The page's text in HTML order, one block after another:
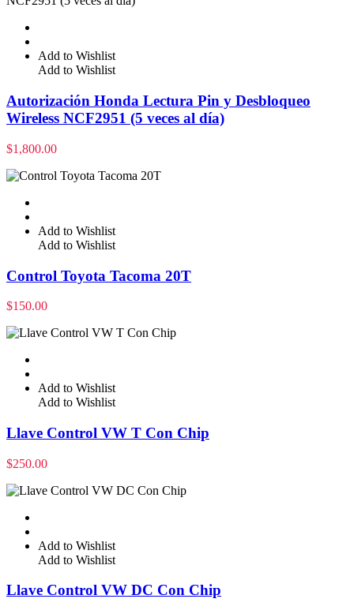
Add to Wishlist
Add to Wishlist
Autorización Honda Lectura Pin y Desbloqueo
Wireless NCF2951 (5 veces al día)
$1,800.00
Add to Wishlist
Add to Wishlist
Control Toyota Tacoma 20T
$150.00
Add to Wishlist
Add to Wishlist
Llave Control VW T Con Chip
$250.00
Add to Wishlist
Add to Wishlist
Llave Control VW DC Con Chip